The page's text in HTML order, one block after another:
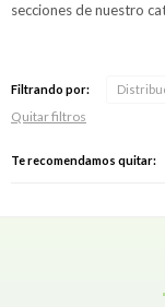
secciones de nuestro
Filtrando por:
Quitar filtros
Te recomendamos quitar: